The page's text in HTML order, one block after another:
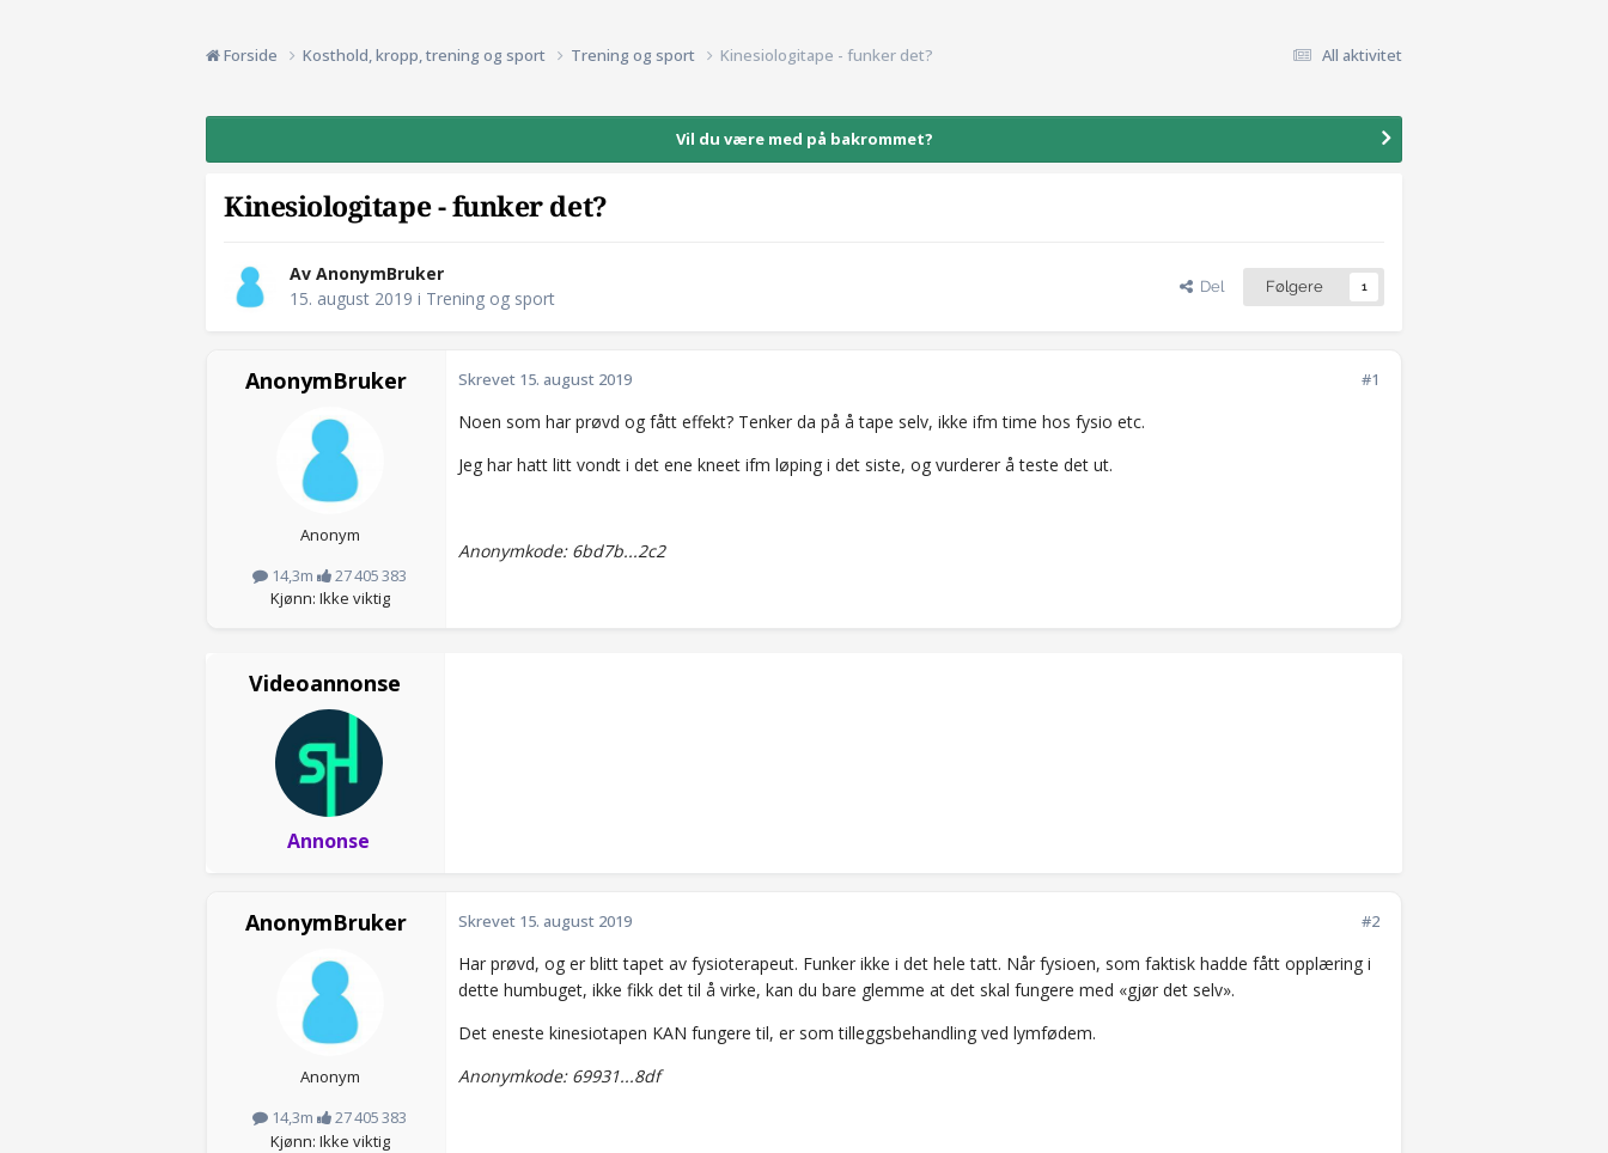
All aktivitet
Forside Kosthold, kropp, trening og sport Trening og sport Kinesiologitape - funker det?
Vil du være med på bakrommet?
Kinesiologitape - funker det?
Av AnonymBruker
15. august 2019 i Trening og sport
Del Følgere 1
AnonymBruker
Anonym
14,3m
27 405 383
Kjønn: Ikke viktig
#1
Skrevet 15. august 2019
Noen som har prøvd og fått effekt? Tenker da på å tape selv, ikke ifm time hos fysio etc.
Jeg har hatt litt vondt i det ene kneet ifm løping i det siste, og vurderer å teste det ut.
Anonymkode: 6bd7b...2c2
Videoannonse
Annonse
AnonymBruker
Anonym
14,3m
27 405 383
Kjønn: Ikke viktig
#2
Skrevet 15. august 2019
Har prøvd, og er blitt tapet av fysioterapeut. Funker ikke i det hele tatt. Når fysioen, som faktisk hadde fått opplæring i
dette humbuget, ikke fikk det til å virke, kan du bare glemme at det skal fungere med «gjør det selv».
Det eneste kinesiotapen KAN fungere til, er som tilleggsbehandling ved lymfødem.
Anonymkode: 69931...8df